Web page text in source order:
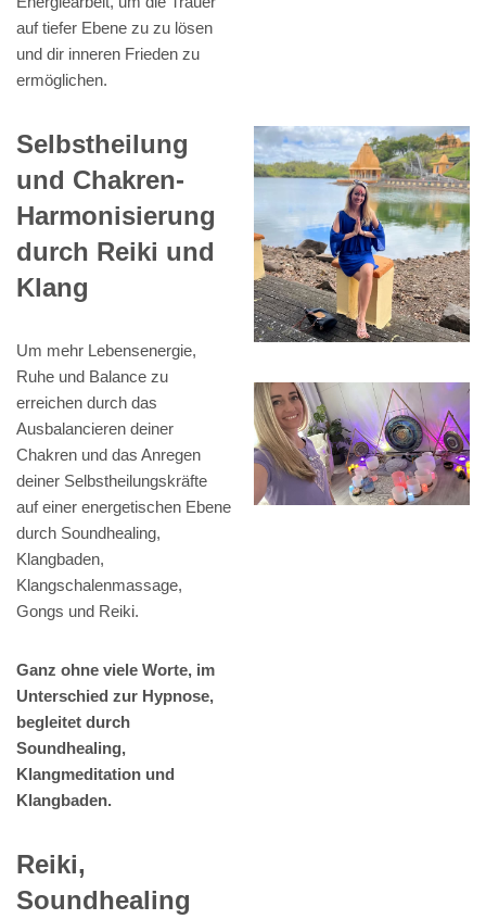
auf tiefer Ebene zu zu lösen
und dir inneren Frieden zu
ermöglichen.
Selbstheilung
und Chakren-
Harmonisierung
durch Reiki und
Klang
Um mehr Lebensenergie,
Ruhe und Balance zu
erreichen durch das
Ausbalancieren deiner
Chakren und das Anregen
deiner Selbstheilungskräfte
auf einer energetischen Ebene
durch Soundhealing,
Klangbaden,
Klangschalenmassage,
Gongs und Reiki.
Ganz ohne viele Worte, im
Unterschied zur Hypnose,
begleitet durch
Soundhealing,
Klangmeditation und
Klangbaden.
Reiki,
Soundhealing